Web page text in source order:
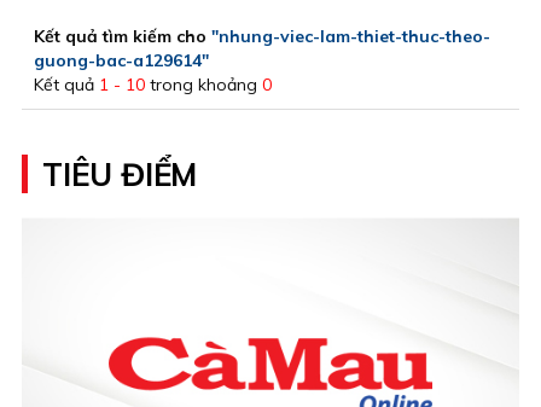
Kết quả tìm kiếm cho "nhung-viec-lam-thiet-thuc-theo-
guong-bac-a129614"
Kết quả 1 - 10 trong khoảng 0
TIÊU ĐIỂM